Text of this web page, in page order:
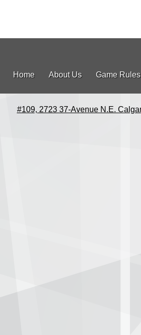
Home About Us Game Rules
#109, 2723 37-Avenue N.E.